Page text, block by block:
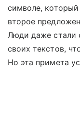
символе,
второе
Люди даже стали
своих текстов,
Но эта примета